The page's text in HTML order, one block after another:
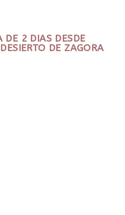
DE 2 DIAS DESDE
DE ZAGORA